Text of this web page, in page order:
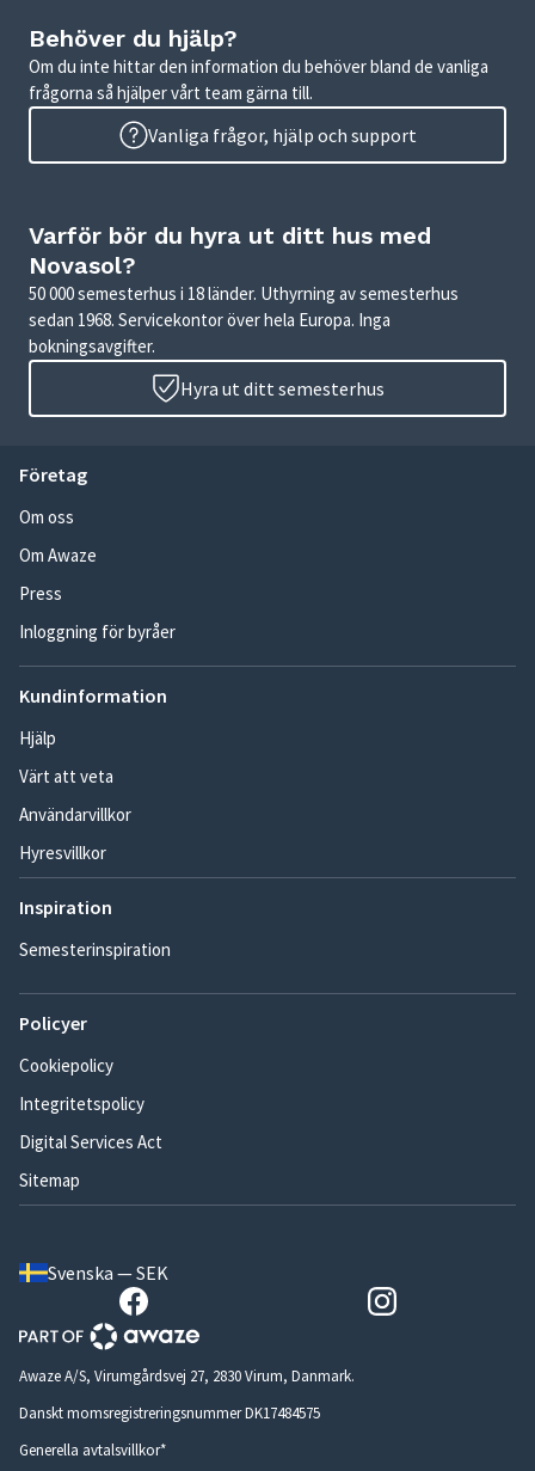
Behöver du hjälp?
Om du inte hittar den information du behöver bland de vanliga
frågorna så hjälper vårt team gärna till.
Vanliga frågor, hjälp och support
Varför bör du hyra ut ditt hus med
Novasol?
50 000 semesterhus i 18 länder. Uthyrning av semesterhus
sedan 1968. Servicekontor över hela Europa. Inga
bokningsavgifter.
Hyra ut ditt semesterhus
Företag
Om oss
Om Awaze
Press
Inloggning för byråer
Kundinformation
Hjälp
Värt att veta
Användarvillkor
Hyresvillkor
Inspiration
Semesterinspiration
Policyer
Cookiepolicy
Integritetspolicy
Digital Services Act
Sitemap
Svenska — SEK
Awaze A/S, Virumgårdsvej 27, 2830 Virum, Danmark.
Danskt momsregistreringsnummer DK17484575
Generella avtalsvillkor*